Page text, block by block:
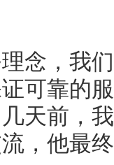
念，我
可靠的
天前，
，他最